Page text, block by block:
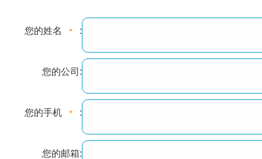
您的姓名 :
您的公司:
您的手机 :
您的邮箱: